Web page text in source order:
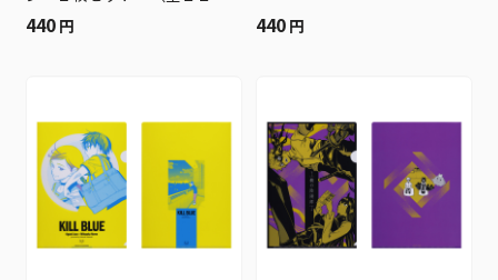
／ランダム１組入り） ＢＤ
４−ＪＦ
440 円 440 円